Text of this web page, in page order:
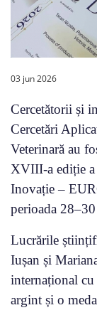
03 jun 2026
Cercetătorii și
Cercetări
Veterinară au
XVIII-a ediție a
Inovație –
perioada
Lucrările
Iușan și
internațional
argint și o